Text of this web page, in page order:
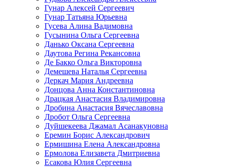
Гунар Алексей Сергеевич
Гунар Татьяна Юрьевна
Гусева Алина Вадимовна
Гусынина Ольга Сергеевна
Данько Оксана Сергеевна
Даутова Регина Рекансовна
Де Бакко Ольга Викторовна
Демешева Наталья Сергеевна
Деркач Мария Андреевна
Донцова Анна Константиновна
Драцкая Анастасия Владимировна
Дробина Анастасия Вячеславовна
Дробот Ольга Сергеевна
Дуйшекеева Джамал Асанакуновна
Еремин Борис Александрович
Ермишина Елена Александровна
Ермолова Елизавета Дмитриевна
Есакова Юлия Сергеевна